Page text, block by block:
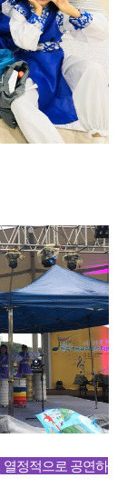
정적으로 공연하